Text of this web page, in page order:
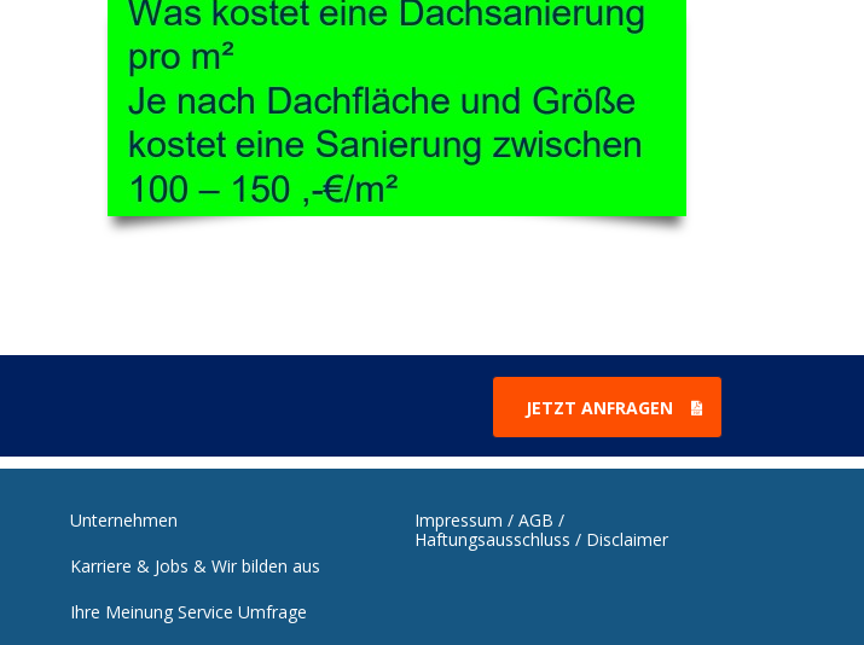
JETZT ANFRAGEN
Unternehmen
Karriere & Jobs & Wir bilden aus
Ihre Meinung Service Umfrage
Impressum / AGB /
Haftungsausschluss / Disclaimer